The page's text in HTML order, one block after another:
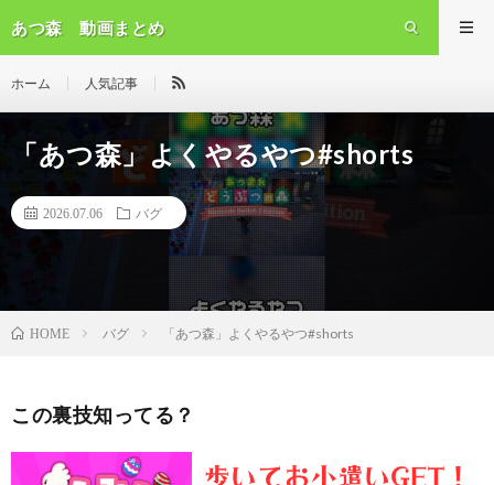
あつ森 動画まとめ
ホーム 人気記事
「あつ森」よくやるやつ#shorts
2026.07.06 バグ
HOME バグ 「あつ森」よくやるやつ#shorts
この裏技知ってる？